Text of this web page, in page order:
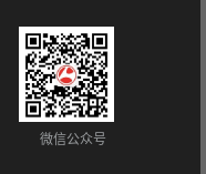
微信公众号